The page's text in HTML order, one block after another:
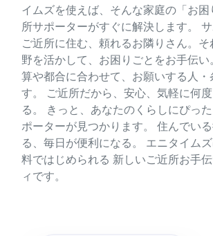
イムズを使えば、そんな家庭の「お困
所サポーターがすぐに解決します。 サ
ご近所に住む、頼れるお隣りさん。
野を活かして、お困りごとをお手伝い
算や都合に合わせて、お願いする人・
す。 ご近所だから、安心、気軽に何
る。 きっと、あなたのくらしにぴっ
ポーターが見つかります。 住んでい
る、毎日が便利になる。 エニタイム
料ではじめられる 新しいご近所お手
ィです。